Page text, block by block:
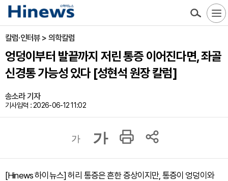
칼럼·인터뷰 > 의학칼럼
엉덩이부터 발끝까지 저린 통증 이어진다면, 좌골
신경통 가능성 있다 [성현석 원장 칼럼]
송소라 기자
기사입력 : 2026-06-12 11:02
가 가
[Hinews 하이뉴스] 허리 통증은 흔한 증상이지만, 통증이 엉덩이와